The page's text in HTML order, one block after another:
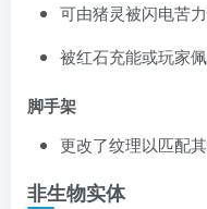
可由猪灵被闪电苦
被红石充能或玩家
脚手架
更改了纹理以匹配
非生物实体